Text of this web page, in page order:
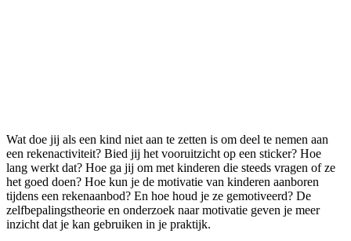
Wat doe jij als een kind niet aan te zetten is om deel te nemen aan
een rekenactiviteit? Bied jij het vooruitzicht op een sticker? Hoe
lang werkt dat? Hoe ga jij om met kinderen die steeds vragen of ze
het goed doen? Hoe kun je de motivatie van kinderen aanboren
tijdens een rekenaanbod? En hoe houd je ze gemotiveerd? De
zelfbepalingstheorie en onderzoek naar motivatie geven je meer
inzicht dat je kan gebruiken in je praktijk.